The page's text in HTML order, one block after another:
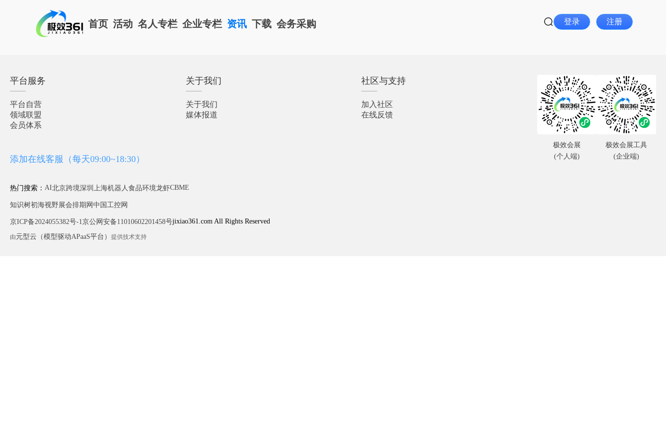
首页 活动 名人专栏 企业专栏 资讯 下载 会务采购 登录 注册
平台服务
平台自营
领域联盟
会员体系
关于我们
关于我们
媒体报道
社区与支持
加入社区
在线反馈
添加在线客服（每天09:00~18:30）
热门搜索： AI北京跨境深圳 上海机器人食品环境龙虾CBME
知识树初海视野展会排期网 中国工控网
京ICP备2024055382号-1京公网安备11010602201458号jixiao361.com All Rights Reserved
由元型云（模型驱动APaaS平台） 提供技术支持
极效会展
(个人端)
极效会展工具
(企业端)